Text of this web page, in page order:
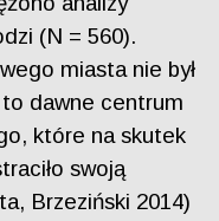
(N = 560).
miasta nie był
dawne centrum
które na skutek
swoją
Brzeziński 2014)